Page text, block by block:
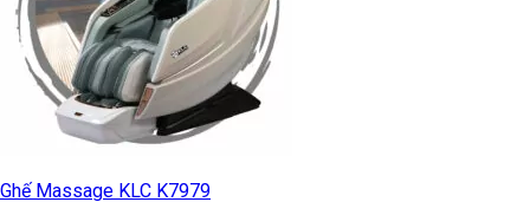
Ghế Massage KLC K7979